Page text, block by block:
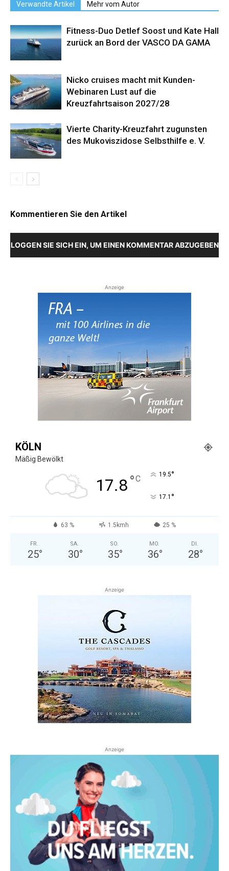
Verwandte Artikel Mehr vom Autor
Fitness-Duo Detlef Soost und Kate Hall
zurück an Bord der VASCO DA GAMA
Nicko cruises macht mit Kunden-
Webinaren Lust auf die
Kreuzfahrtsaison 2027/28
Vierte Charity-Kreuzfahrt zugunsten
des Mukoviszidose Selbsthilfe e. V.
Kommentieren Sie den Artikel
LOGGEN SIE SICH EIN, UM EINEN KOMMENTAR ABZUGEBEN
Anzeige
KÖLN
Mäßig Bewölkt
17.8°C 19.5°
17.1 °
63 % 1.5kmh 25 %
FR.
25°
SA.
30°
SO.
35°
MO.
36°
DI.
28°
Anzeige
Anzeige